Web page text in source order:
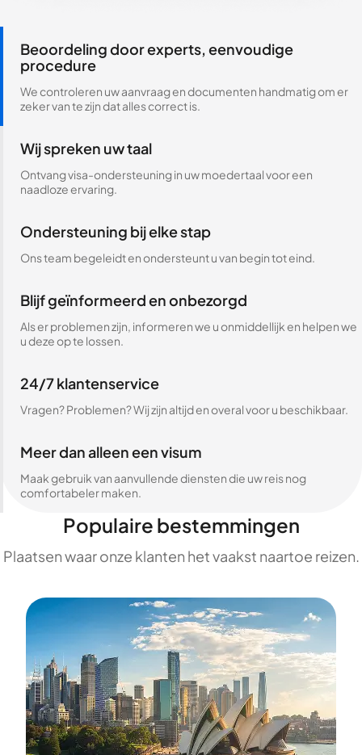
Beoordeling door experts, eenvoudige
procedure
We controleren uw aanvraag en documenten handmatig om er
zeker van te zijn dat alles correct is.
Wij spreken uw taal
Ontvang visa-ondersteuning in uw moedertaal voor een
naadloze ervaring.
Ondersteuning bij elke stap
Ons team begeleidt en ondersteunt u van begin tot eind.
Blijf geïnformeerd en onbezorgd
Als er problemen zijn, informeren we u onmiddellijk en helpen we
u deze op te lossen.
24/7 klantenservice
Vragen? Problemen? Wij zijn altijd en overal voor u beschikbaar.
Meer dan alleen een visum
Maak gebruik van aanvullende diensten die uw reis nog
comfortabeler maken.
Populaire bestemmingen
Plaatsen waar onze klanten het vaakst naartoe reizen.